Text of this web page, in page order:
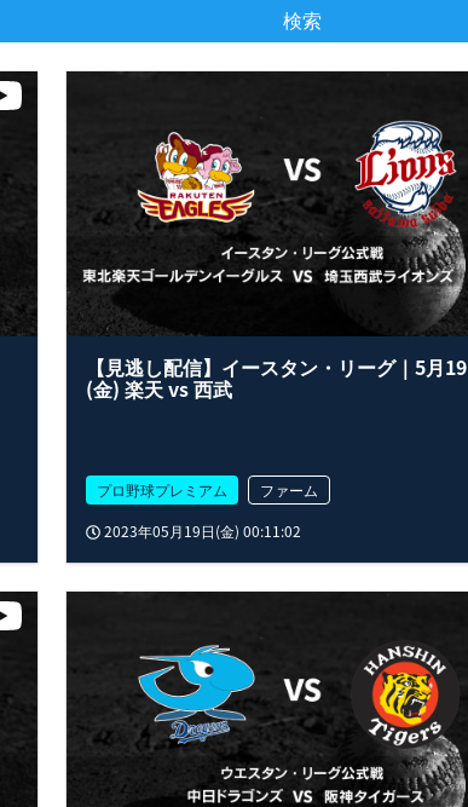
検索
【見逃し配信】イースタン・リーグ｜5月
(金) 楽天 vs 西武
プロ野球プレミアム
ファーム
2023年05月19日(金) 00:11:02